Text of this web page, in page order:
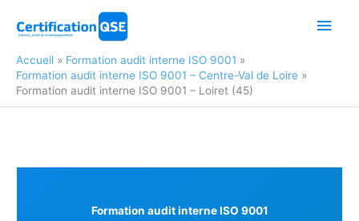
Accueil
Formation audit interne ISO 9001
Formation audit interne ISO 9001 – Centre-Val de Loire
Formation audit interne ISO 9001 – Loiret (45)
Formation audit interne ISO 9001